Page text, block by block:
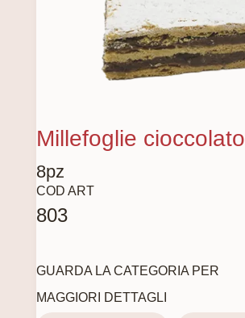
Millefoglie cioccolato
8pz
COD ART
803
GUARDA LA CATEGORIA PER
MAGGIORI DETTAGLI